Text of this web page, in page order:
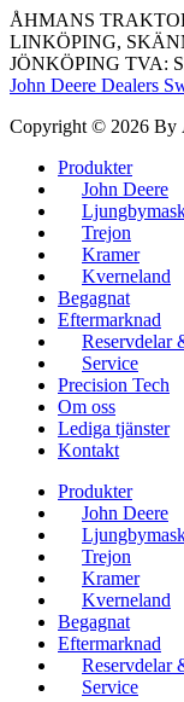
ÅHMANS
LINKÖPING,
JÖNKÖPING TVA:
John Deere Dealers
Copyright © 2026 By
Produkter
John Deere
Trejon
Kramer
Kverneland
Begagnat
Eftermarknad
Reservdelar
Service
Precision Tech
Om oss
Lediga tjänster
Kontakt
Produkter
John Deere
Trejon
Kramer
Kverneland
Begagnat
Eftermarknad
Reservdelar
Service